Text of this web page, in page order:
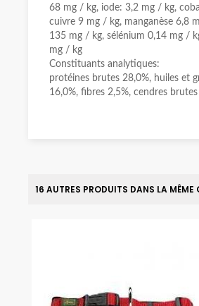
68 mg / kg, iode: 3,2 mg / kg,
cuivre 9 mg / kg, manganèse 6,8
135 mg / kg, sélénium 0,14 mg /
mg / kg
Constituants analytiques:
protéines brutes 28,0%, huiles et
16,0%, fibres 2,5%, cendres
16 AUTRES PRODUITS DANS LA MÊME